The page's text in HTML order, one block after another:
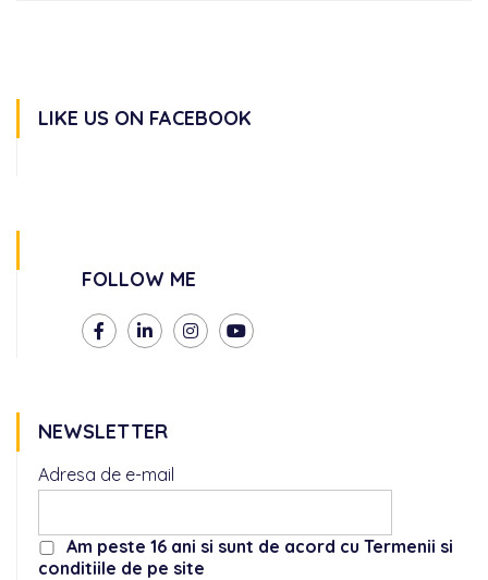
LIKE US ON FACEBOOK
FOLLOW ME
NEWSLETTER
Adresa de e-mail
Am peste 16 ani si sunt de acord cu Termenii si
conditiile de pe site